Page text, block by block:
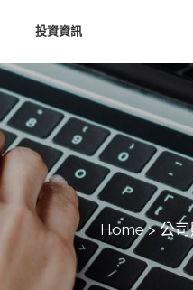
投資資訊
Home>公